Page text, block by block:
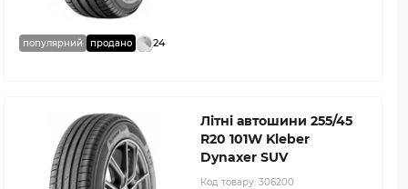
популярний продано 24
Літні автошини 255/45
R20 101W Kleber
Dynaxer SUV
Код товару: 306200